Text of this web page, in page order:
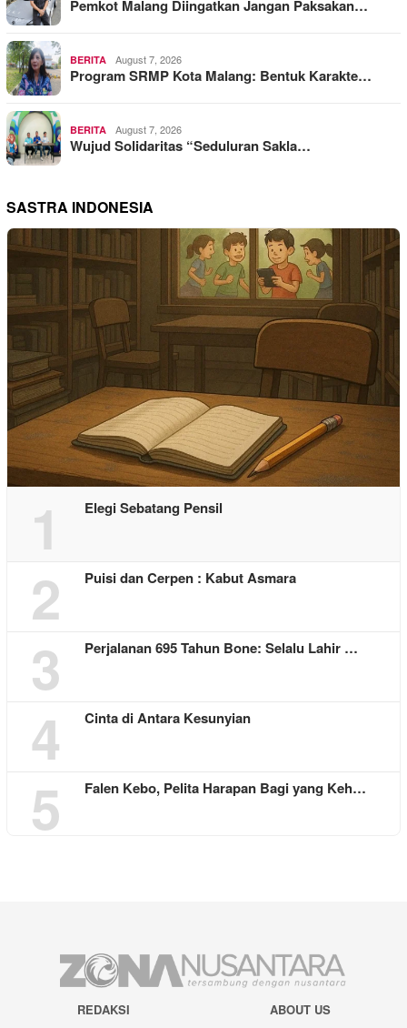
Pemkot Malang Diingatkan Jangan Paksakan…
BERITA August 7, 2026
Program SRMP Kota Malang: Bentuk Karakte…
BERITA August 7, 2026
Wujud Solidaritas “Seduluran Sakla…
SASTRA INDONESIA
1 Elegi Sebatang Pensil
2 Puisi dan Cerpen : Kabut Asmara
3 Perjalanan 695 Tahun Bone: Selalu Lahir …
4 Cinta di Antara Kesunyian
5 Falen Kebo, Pelita Harapan Bagi yang Keh…
REDAKSI
ABOUT US